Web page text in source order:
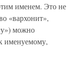
именем. Это не
«вархонит»,
можно
именуемому,